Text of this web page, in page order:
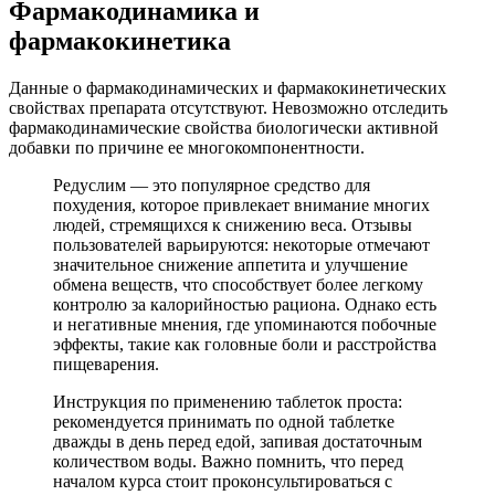
Фармакодинамика и
фармакокинетика
Данные о фармакодинамических и фармакокинетических
свойствах препарата отсутствуют. Невозможно отследить
фармакодинамические свойства биологически активной
добавки по причине ее многокомпонентности.
Редуслим — это популярное средство для
похудения, которое привлекает внимание многих
людей, стремящихся к снижению веса. Отзывы
пользователей варьируются: некоторые отмечают
значительное снижение аппетита и улучшение
обмена веществ, что способствует более легкому
контролю за калорийностью рациона. Однако есть
и негативные мнения, где упоминаются побочные
эффекты, такие как головные боли и расстройства
пищеварения.
Инструкция по применению таблеток проста:
рекомендуется принимать по одной таблетке
дважды в день перед едой, запивая достаточным
количеством воды. Важно помнить, что перед
началом курса стоит проконсультироваться с